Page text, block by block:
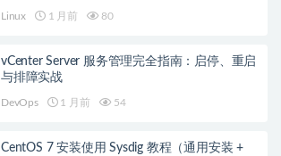
Linux 1 月前 80
vCenter Server 服务管理完全指南：启停、重启
与排障实战
DevOps 1 月前 54
CentOS 7 安装使用 Sysdig 教程（通用安装 +